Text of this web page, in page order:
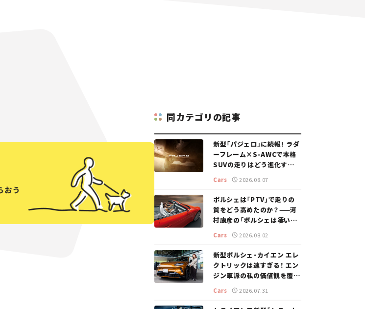
同カテゴリの記事
新型「パジェロ」に続報！ ラダ
ーフレーム×S-AWCで本格
SUVの走りはどう進化する？
【新車ニュース】
Cars 2026.08.07
ポルシェは「PTV」で走りの
質をどう高めたのか？——河
村康彦の「ポルシェは凄い！」
Cars 2026.08.02
新型ポルシェ・カイエン エレ
クトリックは速すぎる！ エン
ジン車派の私の価値観を覆し
た、新しいポルシェの走り。
Cars 2026.07.31